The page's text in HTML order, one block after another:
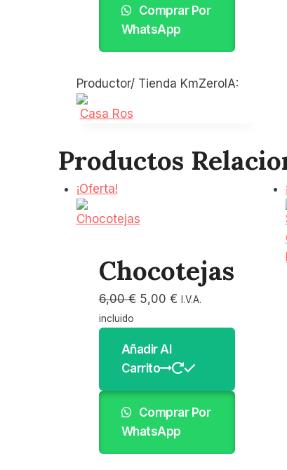
Comprar Por
WhatsApp
Productor/ Tienda KmZeroIA:
Casa Ros
Productos
¡Oferta!
Chocotejas
6,00€ El
era:
6,00 €.
5,00 €El
5,00 €.
I.V.A.
incluido
Añadir Al
Carrito
Comprar Por
WhatsApp